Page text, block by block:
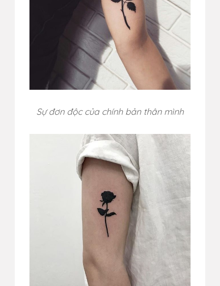
Sự đơn độc của chính bản thân mình